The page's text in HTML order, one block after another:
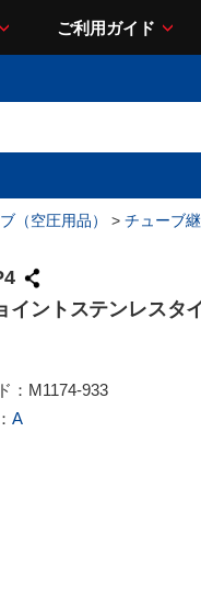
ご利用ガイド
（空圧用品） > チューブ
イントステンレスタ
： M1174-933
A